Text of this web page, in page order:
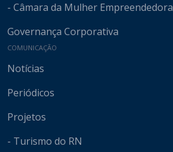
- Câmara da Mulher Empreendedora
Governança Corporativa
COMUNICAÇÃO
Notícias
Periódicos
Projetos
- Turismo do RN